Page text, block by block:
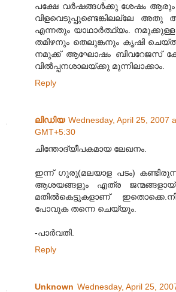
പക്ഷേ വര്‍ഷങ്ങള്‍ക്കു ശേഷം ആരും
വിളവെടുപ്പുണ്ടെങ്കിലല്ലേ അതു
എന്നതും യാഥാര്‍ത്ഥ്യം. നമുക്കുള്ള
തമിഴനും തെലുങ്കനും കൃഷി
നമുക്ക് ആഘോഷം ബിവറേജസ്
വില്‍പ്പനശാലയ്ക്കു മുന്നിലാക്കാം.
Reply
ലിഡിയ Wednesday, April 25, 2007
GMT+5:30
ചിന്തോദ്യീപകമായ ലേഖനം.
ഇന്ന് ഗുരു(മലയാള പടം)
ആശയങ്ങളും എത്ര ജന്മങ്ങളായ്
മതില്‍കെട്ടുകളാണ്
പോവുക തന്നെ ചെയ്യും.
-പാര്‍വതി.
Reply
Unknown Wednesday, April 25,